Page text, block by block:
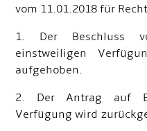
vom 11.01.2018 für
1. Der Beschluss
einstweiligen
aufgehoben.
2. Der Antrag auf
Verfügung wird